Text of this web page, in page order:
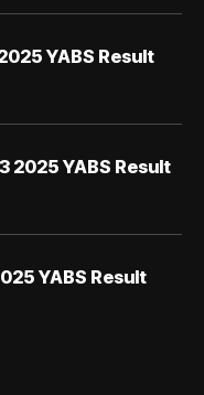
YABS Result
2025 YABS Result
YABS Result